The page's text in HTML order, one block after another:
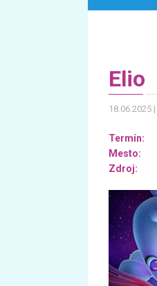
Elio
18.06.2025
Termín:
Mesto:
Zdroj: